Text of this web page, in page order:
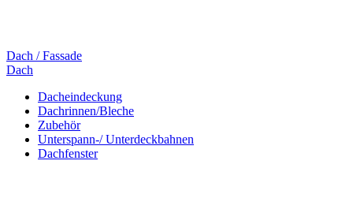
Dach / Fassade
Dach
Dacheindeckung
Dachrinnen/Bleche
Zubehör
Unterspann-/ Unterdeckbahnen
Dachfenster